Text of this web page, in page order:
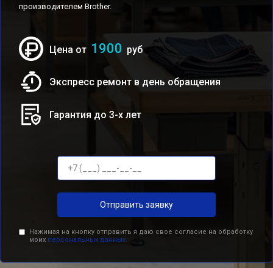
производителем Brother.
Цена от 1900 руб
Экспресс ремонт в день обращения
Гарантия до 3-х лет
Отправить заявку
Нажимая на кнопку отправить я даю свое согласие на обработку
моих персональных данных.